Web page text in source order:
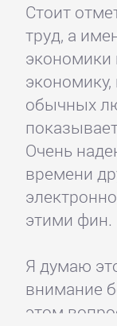
Стоит
труд, а
экономики
обычных
Очень
времени
этими фин.
Я думаю
внимание
этом